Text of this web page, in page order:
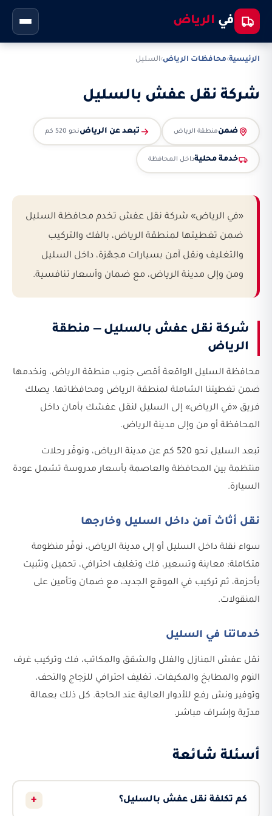
في الرياض
الرئيسية›محافظات الرياض›السليل
شركة نقل عفش بالسليل
ضمنمنطقة الرياض تبعد عن الرياضنحو 520 كم
خدمة محليةداخل المحافظة
«في الرياض» شركة نقل عفش تخدم محافظة السليل
ضمن تغطيتها لمنطقة الرياض، بالفك والتركيب
والتغليف ونقل آمن بسيارات مجهّزة، داخل السليل
ومن وإلى مدينة الرياض، مع ضمان وأسعار تنافسية.
شركة نقل عفش بالسليل — منطقة
الرياض
محافظة السليل الواقعة أقصى جنوب منطقة الرياض، ونخدمها
ضمن تغطيتنا الشاملة لمنطقة الرياض ومحافظاتها. يصلك
فريق «في الرياض» إلى السليل لنقل عفشك بأمان داخل
المحافظة أو من وإلى مدينة الرياض.
تبعد السليل نحو 520 كم عن مدينة الرياض، ونوفّر رحلات
منتظمة بين المحافظة والعاصمة بأسعار مدروسة تشمل عودة
السيارة.
نقل أثاث آمن داخل السليل وخارجها
سواء نقلة داخل السليل أو إلى مدينة الرياض، نوفّر منظومة
متكاملة: معاينة وتسعير، فك وتغليف احترافي، تحميل وتثبيت
بأحزمة، ثم تركيب في الموقع الجديد، مع ضمان وتأمين على
المنقولات.
خدماتنا في السليل
نقل عفش المنازل والفلل والشقق والمكاتب، فك وتركيب غرف
النوم والمطابخ والمكيفات، تغليف احترافي للزجاج والتحف،
وتوفير ونش رفع للأدوار العالية عند الحاجة. كل ذلك بعمالة
مدرّبة وإشراف مباشر.
أسئلة شائعة
كم تكلفة نقل عفش بالسليل؟ +